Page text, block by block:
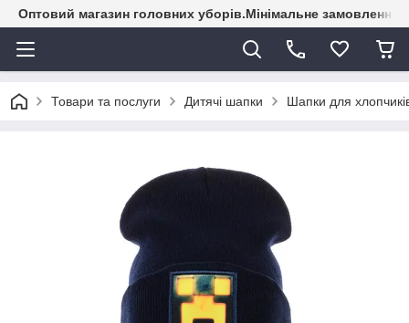
Оптовий магазин головних уборів.Мінімальне замовлення
Товари та послуги Дитячі шапки Шапки для